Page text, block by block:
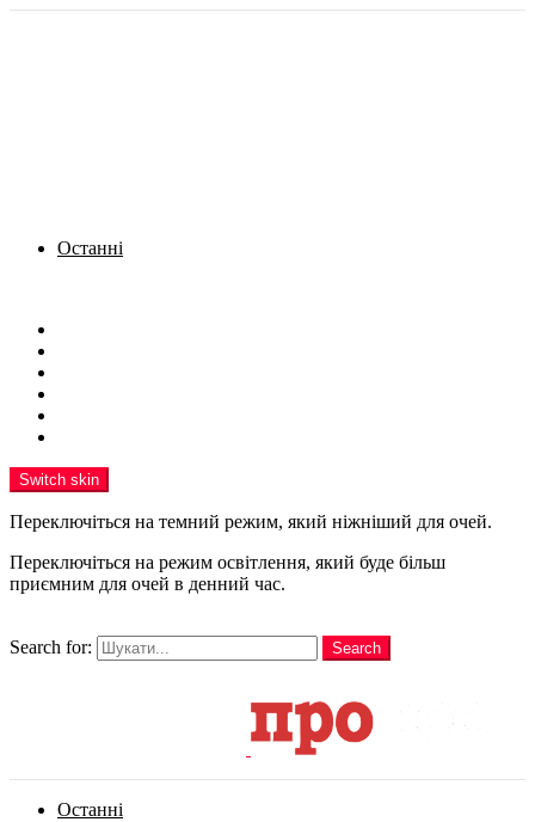
Останні
Switch skin
Переключіться на темний режим, який ніжніший для очей.
Переключіться на режим освітлення, який буде більш
приємним для очей в денний час.
Search for:
Search
Останні